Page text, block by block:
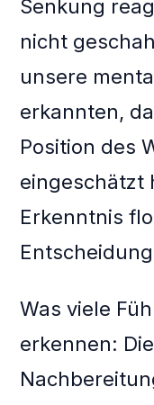
Senkung
nicht
unsere
erkannten,
Position des
eingeschätzt
Erkenntnis
Was viele
erkennen: